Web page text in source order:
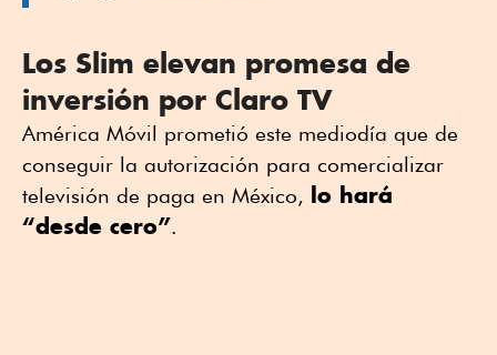
Los Slim elevan promesa de
inversión por Claro TV
América Móvil prometió este mediodía que de
conseguir la autorización para comercializar
televisión de paga en México, lo hará
“desde cero”.